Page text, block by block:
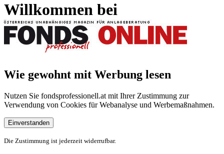
Willkommen bei
Wie gewohnt mit Werbung lesen
Nutzen Sie fondsprofessionell.at mit Ihrer Zustimmung zur
Verwendung von Cookies für Webanalyse und Werbemaßnahmen.
Einverstanden
Die Zustimmung ist jederzeit widerrufbar.